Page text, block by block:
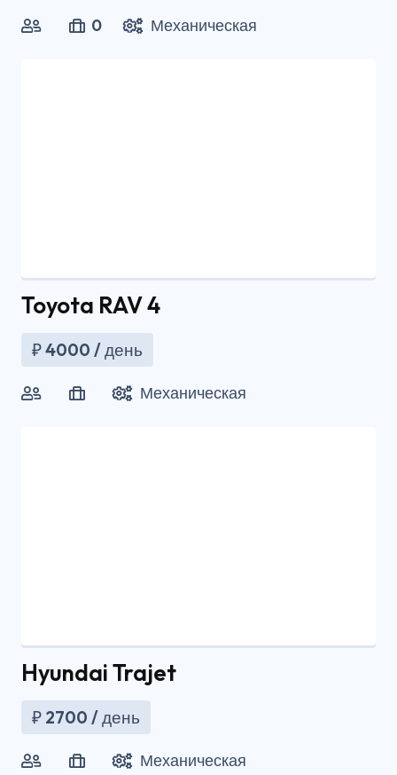
0 Механическая
Toyota RAV 4
₽4000 / день
Механическая
Hyundai Trajet
₽ 2700 / день
Механическая